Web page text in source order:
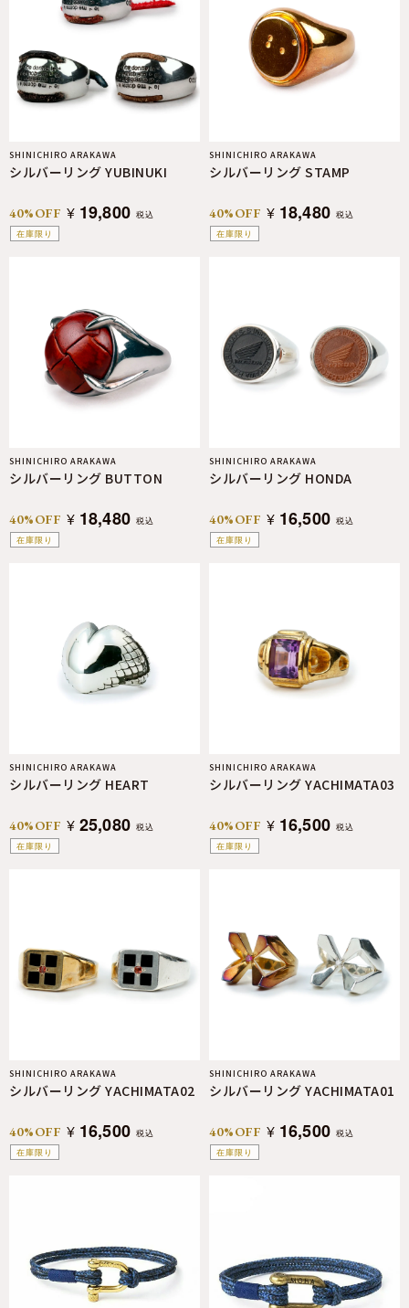
在庫限り
SHINICHIRO ARAKAWA
シルバーリング YUBINUKI
40%OFF ¥ 19,800 税込
在庫限り
SHINICHIRO ARAKAWA
シルバーリング STAMP
40%OFF ¥ 18,480 税込
在庫限り
SHINICHIRO ARAKAWA
シルバーリング BUTTON
40%OFF ¥ 18,480 税込
在庫限り
SHINICHIRO ARAKAWA
シルバーリング HONDA
40%OFF ¥ 16,500 税込
在庫限り
SHINICHIRO ARAKAWA
シルバーリング HEART
40%OFF ¥ 25,080 税込
在庫限り
SHINICHIRO ARAKAWA
シルバーリング YACHIMATA03
40%OFF ¥ 16,500 税込
在庫限り
SHINICHIRO ARAKAWA
シルバーリング YACHIMATA02
40%OFF ¥ 16,500 税込
在庫限り
SHINICHIRO ARAKAWA
シルバーリング YACHIMATA01
40%OFF ¥ 16,500 税込